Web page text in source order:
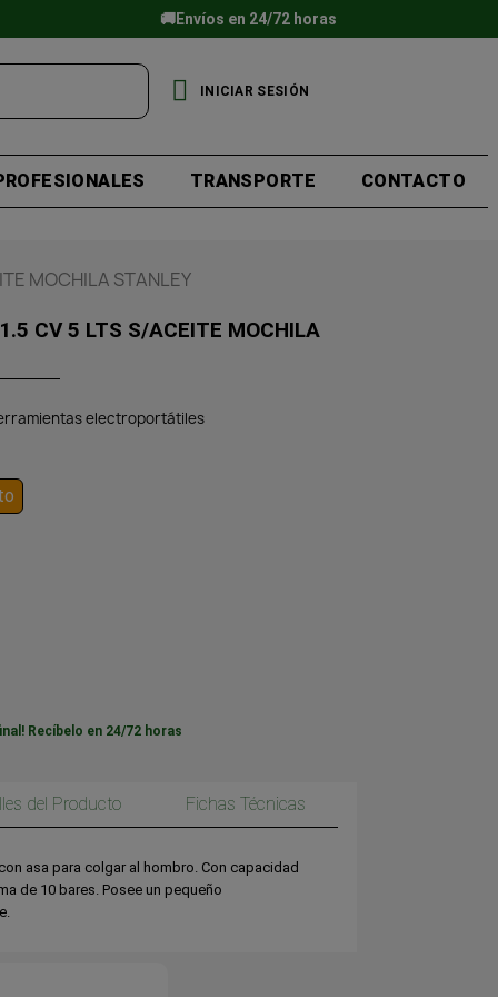
🚚Envíos en 24/72 horas
INICIAR SESIÓN
TRANSPORTE CONTACTO
MOCHILA STANLEY
CV 5 LTS S/ACEITE MOCHILA
electroportátiles
Recíbelo en 24/72 horas
del Producto Fichas Técnicas
asa para colgar al hombro. Con capacidad
de 10 bares. Posee un pequeño